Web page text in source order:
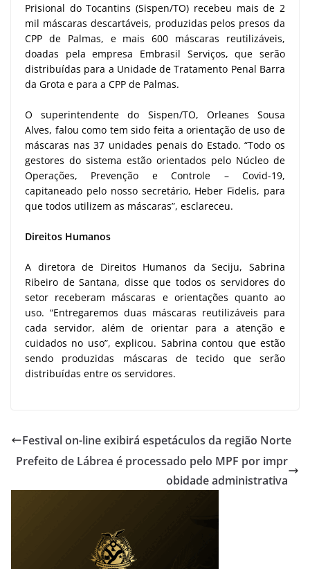
Prisional do Tocantins (Sispen/TO) recebeu mais de 2
mil máscaras descartáveis, produzidas pelos presos da
CPP de Palmas, e mais 600 máscaras reutilizáveis,
doadas pela empresa Embrasil Serviços, que serão
distribuídas para a Unidade de Tratamento Penal Barra
da Grota e para a CPP de Palmas.
O superintendente do Sispen/TO, Orleanes Sousa
Alves, falou como tem sido feita a orientação de uso de
máscaras nas 37 unidades penais do Estado. “Todo os
gestores do sistema estão orientados pelo Núcleo de
Operações, Prevenção e Controle – Covid-19,
capitaneado pelo nosso secretário, Heber Fidelis, para
que todos utilizem as máscaras”, esclareceu.
Direitos Humanos
A diretora de Direitos Humanos da Seciju, Sabrina
Ribeiro de Santana, disse que todos os servidores do
setor receberam máscaras e orientações quanto ao
uso. “Entregaremos duas máscaras reutilizáveis para
cada servidor, além de orientar para a atenção e
cuidados no uso”, explicou. Sabrina contou que estão
sendo produzidas máscaras de tecido que serão
distribuídas entre os servidores.
Festival on-line exibirá espetáculos da região Norte
Prefeito de Lábrea é processado pelo MPF por impr
obidade administrativa